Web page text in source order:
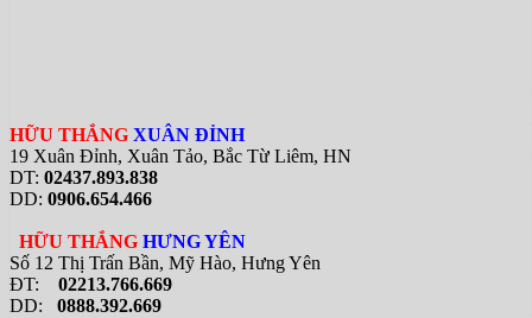
HỮU THẮNG XUÂN ĐỈNH
19 Xuân Đỉnh, Xuân Tảo, Bắc Từ Liêm, HN
DT: 02437.893.838
DD: 0906.654.466
HỮU THẮNG HƯNG YÊN
Số 12 Thị Trấn Bần, Mỹ Hào, Hưng Yên
ĐT: 02213.766.669
DD: 0888.392.669